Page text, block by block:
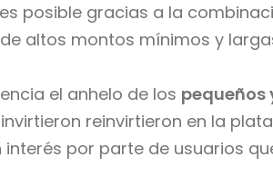
posible gracias a la
altos montos mínimos y
el anhelo de los pequeños
reinvirtieron en la
por parte de usuarios